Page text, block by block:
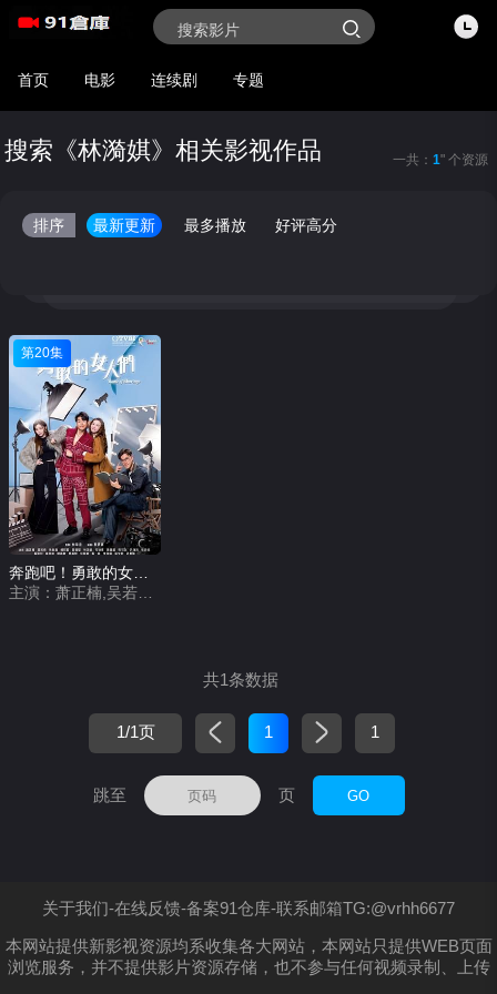
首页 电影 连续剧 专题
搜索《林漪娸》相关影视作品 一共： 1" 个资源
排序 最新更新 最多播放 好评高分
第20集
共1条数据
1/1页 1 1
跳至 页 GO
关于我们-在线反馈-备案91仓库-联系邮箱TG:@vrhh6677
本网站提供新影视资源均系收集各大网站，本网站只提供WEB页面
浏览服务，并不提供影片资源存储，也不参与任何视频录制、上传